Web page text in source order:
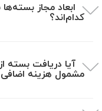
ابعاد مجاز
کدام‌اند؟
آیا دریافت بسته
مشمول هزینه